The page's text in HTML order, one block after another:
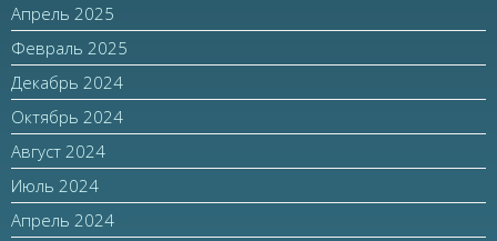
Апрель 2025
Февраль 2025
Декабрь 2024
Октябрь 2024
Август 2024
Июль 2024
Апрель 2024